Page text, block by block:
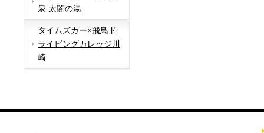
泉 太閤の湯
タイムズカー×飛鳥ド
ライビングカレッジ川
崎